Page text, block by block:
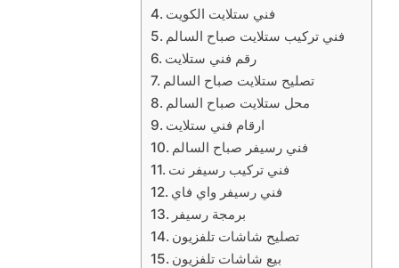
فني ستلايت الكويت
فني تركيب ستلايت صباح السالم
رقم فني ستلايت
تصليح ستلايت صباح السالم
محل ستلايت صباح السالم
ارقام فني ستلايت
فني رسيفر صباح السالم
فني تركيب رسيفر نت
فني رسيفر واي فاي
برمجة رسيفر
تصليح شاشات تلفزيون
بيع شاشات تلفزيون